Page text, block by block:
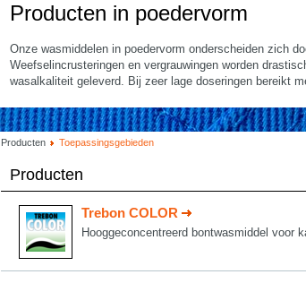
Producten in poedervorm
Onze wasmiddelen in poedervorm onderscheiden zich
Weefselincrusteringen en vergrauwingen worden
wasalkaliteit geleverd. Bij zeer lage doseringen bereikt
Producten Toepassingsgebieden
Producten
Trebon COLOR
Hooggeconcentreerd bontwasmiddel voor